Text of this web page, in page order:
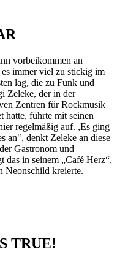
vorbeikommen an
immer viel zu stickig im
lag, die zu Funk und
Zeleke, der in der
Zentren für Rockmusik
hatte, führte mit seinen
regelmäßig auf. ,Es ging
an", denkt Zeleke an diese
Gastronom und
das in seinem „Café Herz“,
Neonschild kreierte.
TRUE!